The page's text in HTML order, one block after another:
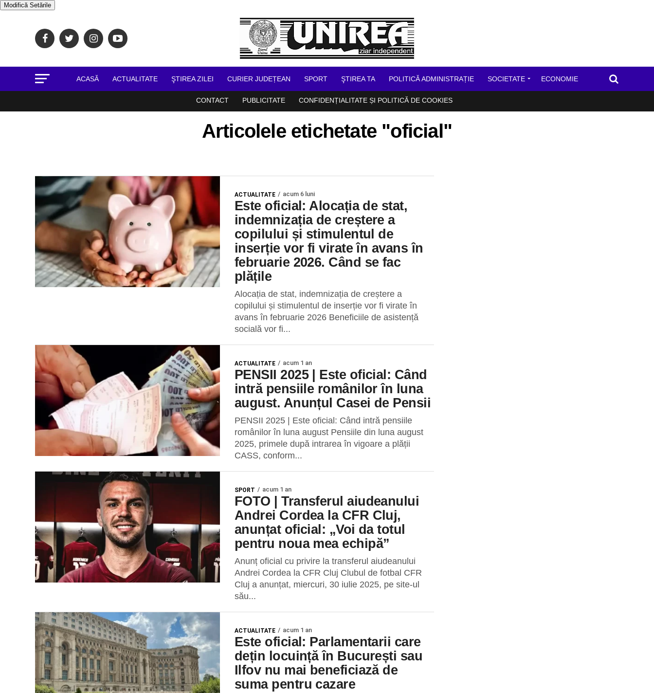
Modifică Setările
ACASĂ ACTUALITATE ŞTIREA ZILEI CURIER JUDEȚEAN SPORT ŞTIREA TA POLITICĂ ADMINISTRAȚIE SOCIETATE ECONOMIE
CONTACT PUBLICITATE CONFIDENȚIALITATE ȘI POLITICĂ DE COOKIES
Articolele etichetate "oficial"
ACTUALITATE acum 6 luni
Este oficial: Alocația de stat,
indemnizația de creștere a
copilului și stimulentul de
inserție vor fi virate în avans în
februarie 2026. Când se fac
plățile
Alocația de stat, indemnizația de creștere a
copilului și stimulentul de inserție vor fi virate în
avans în februarie 2026 Beneficiile de asistență
socială vor fi...
ACTUALITATE acum 1 an
PENSII 2025 | Este oficial: Când
intră pensiile românilor în luna
august. Anunțul Casei de Pensii
PENSII 2025 | Este oficial: Când intră pensiile
românilor în luna august Pensiile din luna august
2025, primele după intrarea în vigoare a plății
CASS, conform...
SPORT acum 1 an
FOTO | Transferul aiudeanului
Andrei Cordea la CFR Cluj,
anunțat oficial: „Voi da totul
pentru noua mea echipă”
Anunț oficial cu privire la transferul aiudeanului
Andrei Cordea la CFR Cluj Clubul de fotbal CFR
Cluj a anunțat, miercuri, 30 iulie 2025, pe site-ul
său...
ACTUALITATE acum 1 an
Este oficial: Parlamentarii care
dețin locuință în București sau
Ilfov nu mai beneficiază de
suma pentru cazare